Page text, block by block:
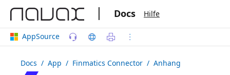
| Docs Hilfe
AppSource
Docs / App / Finmatics Connector / Anhang